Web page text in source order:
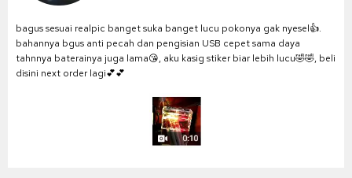
bagus sesuai realpic banget suka banget lucu pokonya gak nyesel👍.
bahannya bgus anti pecah dan pengisian USB cepet sama daya
tahnnya baterainya juga lama😘, aku kasig stiker biar lebih lucu🤣🤣, beli
disini next order lagi💕💕